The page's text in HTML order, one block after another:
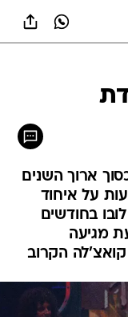
ארוך השנים
על איחוד
בחודשים
מגיעה
הקרוב